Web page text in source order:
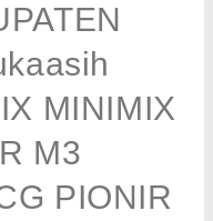
MINIMIX
M3
PIONIR